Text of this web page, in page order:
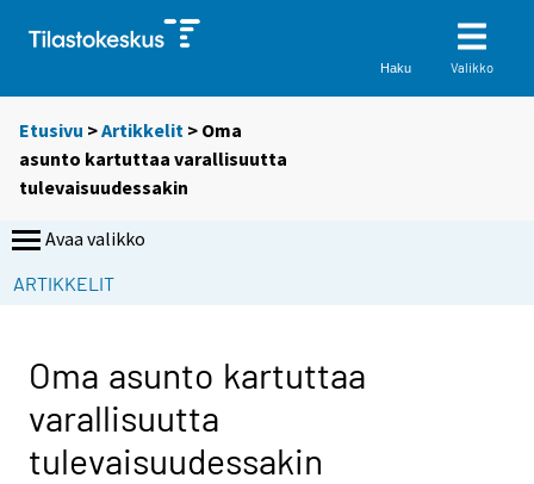
Haku Valikko
Etusivu >Artikkelit > Oma
asunto kartuttaa varallisuutta
tulevaisuudessakin
Avaa valikko
ARTIKKELIT
Oma asunto kartuttaa
varallisuutta
tulevaisuudessakin